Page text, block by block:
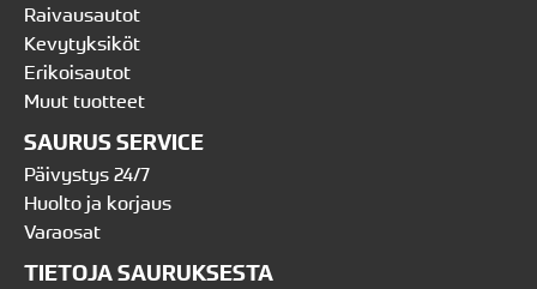
Raivausautot
Kevytyksiköt
Erikoisautot
Muut tuotteet
SAURUS SERVICE
Päivystys 24/7
Huolto ja korjaus
Varaosat
TIETOJA SAURUKSESTA